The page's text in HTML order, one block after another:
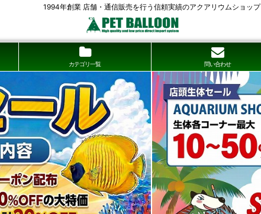
1994年創業 店舗・通信販売を行う信頼実績のアクアリウムショップ
カテゴリ一覧 問い合わせ